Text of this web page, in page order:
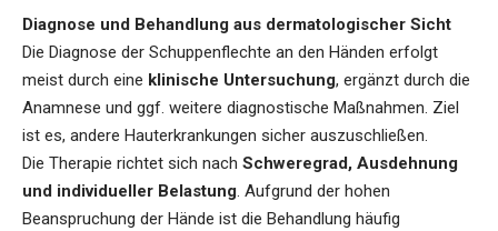
Diagnose und Behandlung aus dermatologischer Sicht
Die Diagnose der Schuppenflechte an den Händen erfolgt
meist durch eine klinische Untersuchung, ergänzt durch die
Anamnese und ggf. weitere diagnostische Maßnahmen. Ziel
ist es, andere Hauterkrankungen sicher auszuschließen.
Die Therapie richtet sich nach Schweregrad, Ausdehnung
und individueller Belastung. Aufgrund der hohen
Beanspruchung der Hände ist die Behandlung häufig